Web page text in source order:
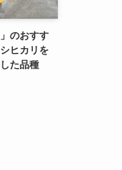
のおすす
ヒカリを
た品種